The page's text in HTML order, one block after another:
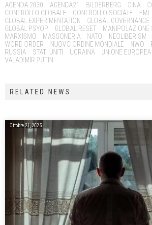
Tags:
AGENDA 2030 AGENDA21 BILDERBERG CINA
CONTROLLO GLOBALE
CONTROLLO SOCIALE FMI
GLOBAL EXPERIMENTATION
GLOBAL GOVERNANCE
GLOBAL PSYOP
GLOBAL RESET
MANIPOLAZIONE
MARXISMO
MASSONERIA NATO NEOLIBERISM
WORD ORDER
NUOVO ORDINE MONDIALE NWO
RUSSIA
STATI UNITI UCRAINA UNIONE EUROPEA
VALADIMIR PUTIN
RELATED NEWS
Ottobre 21, 2025